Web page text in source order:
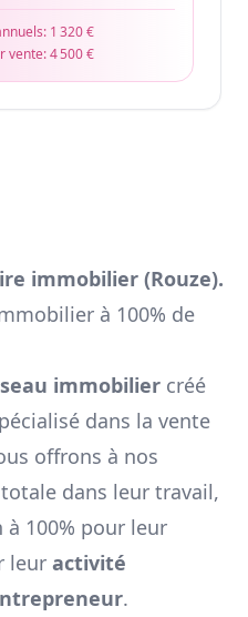
1 320 €
vente:4 500 €
immobilier (Rouze).
à 100% de
immobilier créé
dans la vente
offrons à nos
dans leur travail,
100% pour leur
leur activité
.